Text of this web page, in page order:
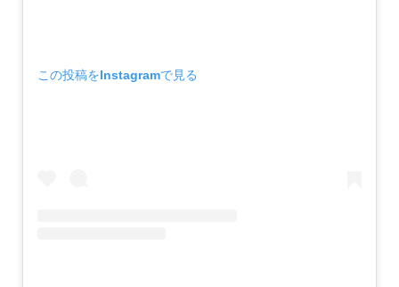
この投稿をInstagramで見る